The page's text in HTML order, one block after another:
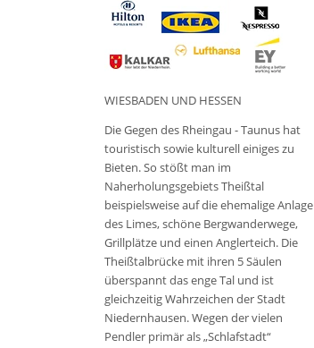
WIESBADEN UND HESSEN
Die Gegen des Rheingau - Taunus hat
touristisch sowie kulturell einiges zu
Bieten. So stößt man im
Naherholungsgebiets Theißtal
beispielsweise auf die ehemalige Anlage
des Limes, schöne Bergwanderwege,
Grillplätze und einen Anglerteich. Die
Theißtalbrücke mit ihren 5 Säulen
überspannt das enge Tal und ist
gleichzeitig Wahrzeichen der Stadt
Niedernhausen. Wegen der vielen
Pendler primär als „Schlafstadt“